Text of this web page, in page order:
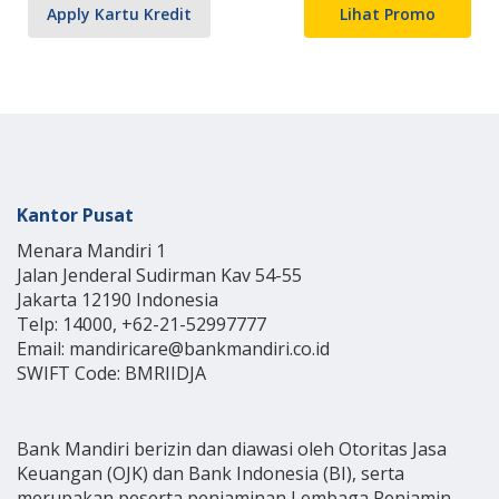
Apply Kartu Kredit Lihat Promo
Kantor Pusat
Menara Mandiri 1
Jalan Jenderal Sudirman Kav 54-55
Jakarta 12190 Indonesia
Telp: 14000, +62-21-52997777
Email: mandiricare@bankmandiri.co.id
SWIFT Code: BMRIIDJA
Bank Mandiri berizin dan diawasi oleh Otoritas Jasa
Keuangan (OJK) dan Bank Indonesia (BI), serta